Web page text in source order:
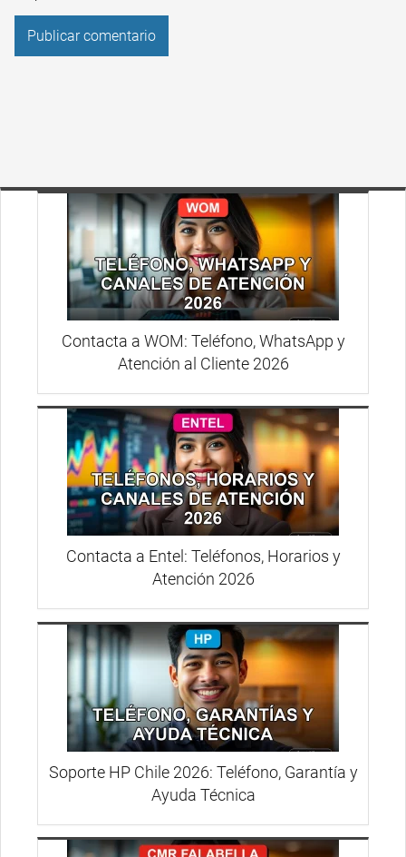
Contacta a WOM: Teléfono, WhatsApp y
Atención al Cliente 2026
Contacta a Entel: Teléfonos, Horarios y
Atención 2026
Soporte HP Chile 2026: Teléfono, Garantía y
Ayuda Técnica